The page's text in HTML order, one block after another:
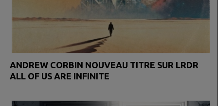
ANDREW CORBIN NOUVEAU TITRE SUR LRDR
ALL OF US ARE INFINITE